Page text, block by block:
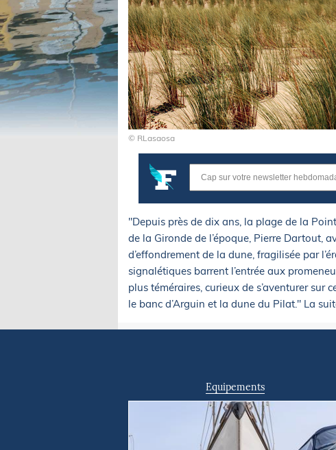
© RLasaosa
"Depuis près de dix ans, la plage de la
de la Gironde de l’époque, Pierre Dartout,
d’effondrement de la dune, fragilisée par
signalétiques barrent l’entrée aux
plus téméraires, curieux de s’aventurer
le banc d’Arguin et la dune du Pilat." La
Equipements